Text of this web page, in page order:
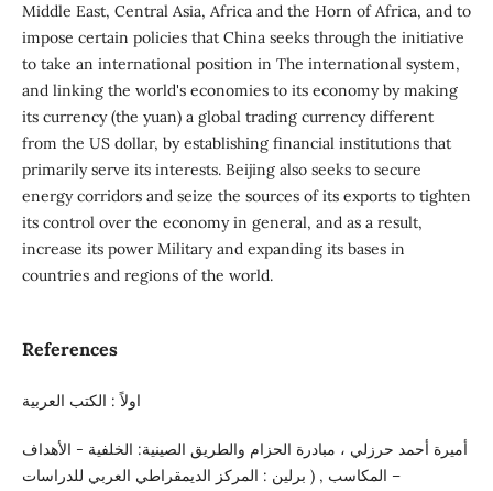
Middle East, Central Asia, Africa and the Horn of Africa, and to
impose certain policies that China seeks through the initiative
to take an international position in The international system,
and linking the world's economies to its economy by making
its currency (the yuan) a global trading currency different
from the US dollar, by establishing financial institutions that
primarily serve its interests. Beijing also seeks to secure
energy corridors and seize the sources of its exports to tighten
its control over the economy in general, and as a result,
increase its power Military and expanding its bases in
countries and regions of the world.
References
اولاً : الكتب العربية
أميرة أحمد حرزلي ، مبادرة الحزام والطريق الصينية: الخلفية - الأهداف
– المكاسب , ( برلين : المركز الديمقراطي العربي للدراسات